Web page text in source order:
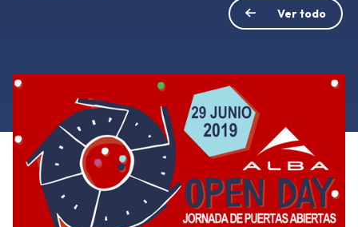
Ver todo